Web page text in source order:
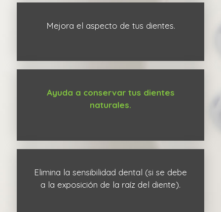
Mejora el aspecto de tus dientes.
Ayuda a conservar tus dientes
naturales.
Elimina la sensibilidad dental (si se debe
a la exposición de la raíz del diente).